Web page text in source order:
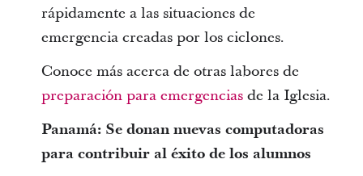
rápidamente a las situaciones de
emergencia creadas por los ciclones.
Conoce más acerca de otras labores de
preparación para emergenciasde la Iglesia.
Panamá: Se donan nuevas computadoras
para contribuir al éxito de los alumnos